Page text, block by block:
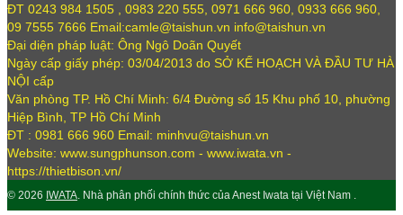
ĐT 0243 984 1505 , 0983 220 555, 0971 666 960, 0933 666 960,
09 7555 7666 Email:camle@taishun.vn info@taishun.vn
Đại diện pháp luật: Ông Ngô Doãn Quyết
Ngày cấp giấy phép: 03/04/2013 do SỞ KẾ HOẠCH VÀ ĐẦU TƯ HÀ
NỘI cấp
Văn phòng TP. Hồ Chí Minh: 6/4 Đường số 15 Khu phố 10, phường
Hiệp Bình, TP Hồ Chí Minh
ĐT : 0981 666 960 Email: minhvu@taishun.vn
Website: www.sungphunson.com - www.iwata.vn -
https://thietbison.vn/
© 2026 IWATA. Nhà phân phối chính thức của Anest Iwata tại Việt Nam .